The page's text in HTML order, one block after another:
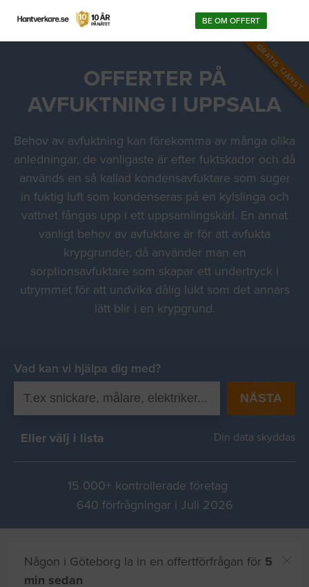
BE OM OFFERT
GRATIS TJÄNST
OFFERTER PÅ
AVFUKTNING I UPPSALA
Behov av avfuktning kan förekomma av många olika
anledningar, de vanligaste är efter fuktskador och då
används en så kallad kondensavfuktare som suger
in fuktig luft som kondenseras på en kylslinga och
vattnet fångas upp i ett uppsamlingskärl. En annat
vanligt behov av avfuktare är för att avfukta
krypgrunder, då använder man en
sorptionsavfuktare som skapar ett undertryck i
utrymmet för att undvika dålig lukt som det annars
lätt blir i en krypgrund.
Vad kan vi hjälpa dig med?
NÄSTA
Eller välj i lista Din data skyddas
15 000+ kontrollerade företag
640 förfrågningar i Juli 2026
Någon i Göteborg la in en offertförfrågan för 5
min sedan